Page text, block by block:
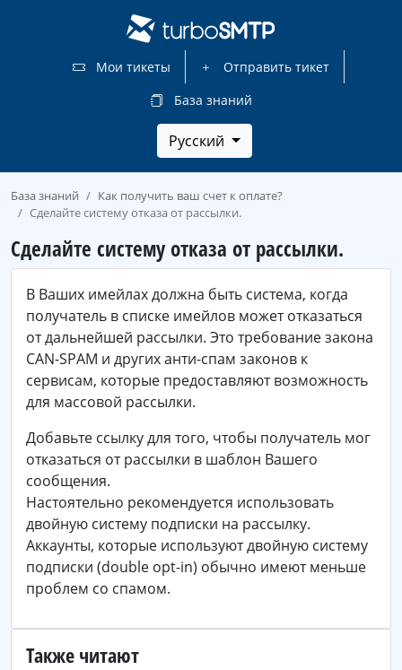
Мои тикеты
Отправить тикет
База знаний
Русский
База знаний
Как получить ваш счет к оплате?
Сделайте систему отказа от рассылки.
Сделайте систему отказа от рассылки.
В Ваших имейлах должна быть система, когда
получатель в списке имейлов может отказаться
от дальнейшей рассылки. Это требование закона
CAN-SPAM и других анти-спам законов к
сервисам, которые предоставляют возможность
для массовой рассылки.
Добавьте ссылку для того, чтобы получатель мог
отказаться от рассылки в шаблон Вашего
сообщения.
Настоятельно рекомендуется использовать
двойную систему подписки на рассылку.
Аккаунты, которые используют двойную систему
подписки (double opt-in) обычно имеют меньше
проблем со спамом.
Также читают